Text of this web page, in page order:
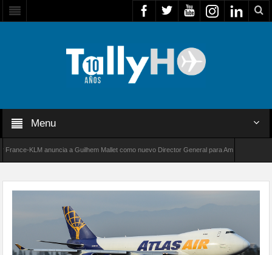
Menu
KLM anuncia a Guilhem Mallet como nuevo Director General para América Latina